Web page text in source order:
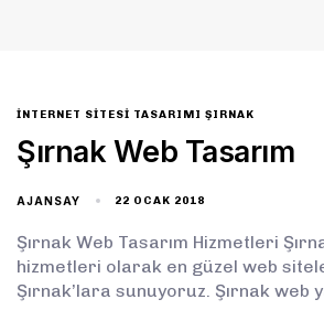
INTERNET SITESI TASARIMI ŞIRNAK
Şırnak Web Tasarım
AJANSAY 22 OCAK 2018
Şırnak Web Tasarım Hizmetleri
hizmetleri olarak en güzel web
Şırnak’lara sunuyoruz. Şırnak web